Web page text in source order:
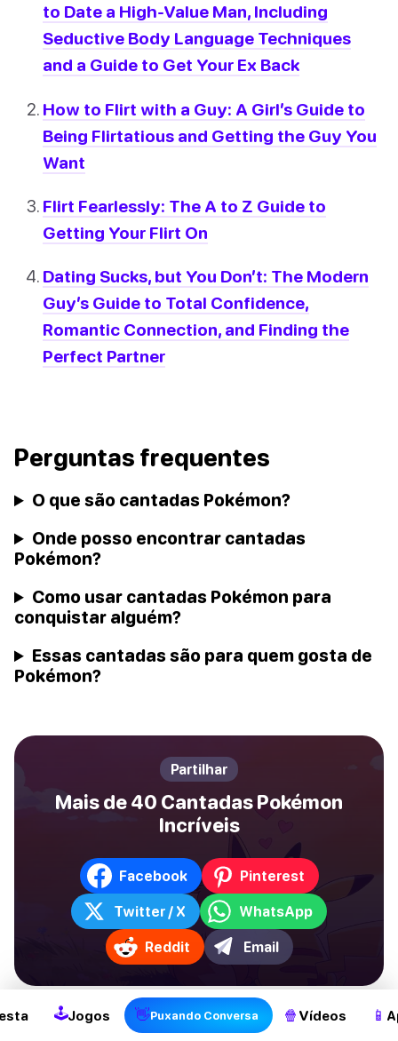
to Date a High-Value Man, Including
Seductive Body Language Techniques
and a Guide to Get Your Ex Back
How to Flirt with a Guy: A Girl’s Guide to
Being Flirtatious and Getting the Guy You
Want
Flirt Fearlessly: The A to Z Guide to
Getting Your Flirt On
Dating Sucks, but You Don’t: The Modern
Guy’s Guide to Total Confidence,
Romantic Connection, and Finding the
Perfect Partner
Perguntas frequentes
O que são cantadas Pokémon?
Onde posso encontrar cantadas
Pokémon?
Como usar cantadas Pokémon para
conquistar alguém?
Essas cantadas são para quem gosta de
Pokémon?
Partilhar
Mais de 40 Cantadas Pokémon
Incríveis
Facebook Pinterest
Twitter / X WhatsApp
Reddit Email
🕹Jogos 👋Puxando Conversa 🍿 Vídeos 📱